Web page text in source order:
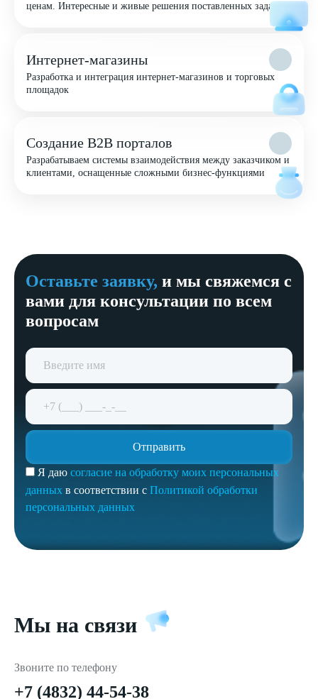
ценам. Интересные и живые решения поставленных задач
Интернет-магазины
Разработка и интеграция интернет-магазинов и торговых
площадок
Создание B2B порталов
Разрабатываем системы взаимодействия между заказчиком и
клиентами, оснащенные сложными бизнес-функциями
Оставьте заявку, и мы свяжемся с
вами для консультации по всем
вопросам
Я даю согласие на обработку моих персональных
данных в соответствии с Политикой обработки
персональных данных
Мы на связи
Звоните по телефону
+7 (4832) 44-54-38